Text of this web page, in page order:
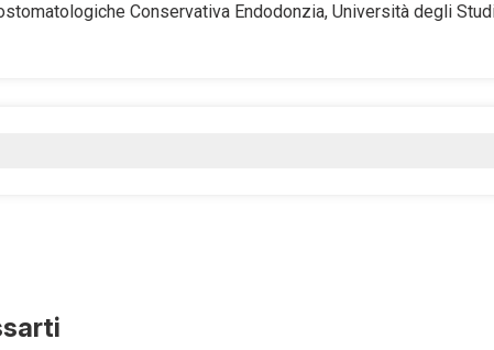
Conservativa Endodonzia, Università degli